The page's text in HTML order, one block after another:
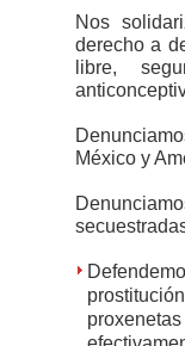
Nos
derecho a
libre,
México y